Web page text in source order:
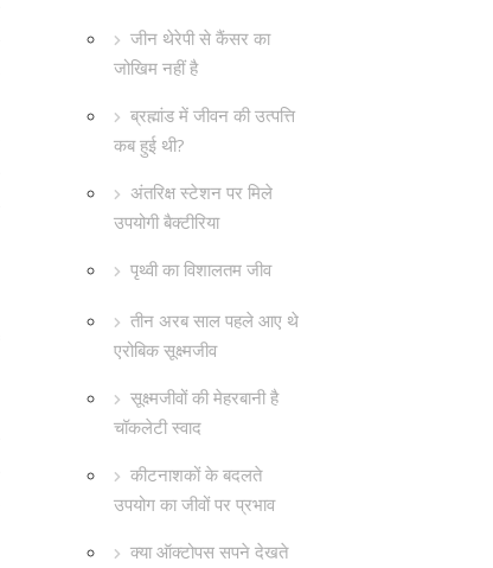
जीन थेरेपी से कैंसर का
जोखिम नहीं है
ब्रह्मांड में जीवन की उत्पत्ति
कब हुई थी?
अंतरिक्ष स्टेशन पर मिले
उपयोगी बैक्टीरिया
पृथ्वी का विशालतम जीव
तीन अरब साल पहले आए थे
एरोबिक सूक्ष्मजीव
सूक्ष्मजीवों की मेहरबानी है
चॉकलेटी स्वाद
कीटनाशकों के बदलते
उपयोग का जीवों पर प्रभाव
क्या ऑक्टोपस सपने देखते